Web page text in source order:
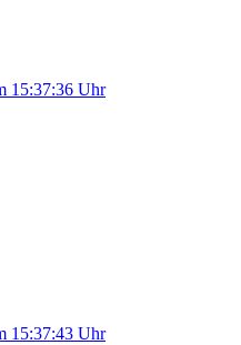
15:37:36 Uhr
15:37:43 Uhr